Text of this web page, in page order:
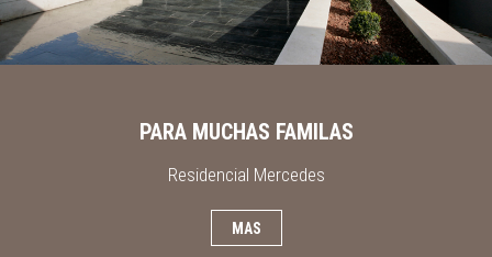
PARA MUCHAS FAMILAS
Residencial Mercedes
MAS